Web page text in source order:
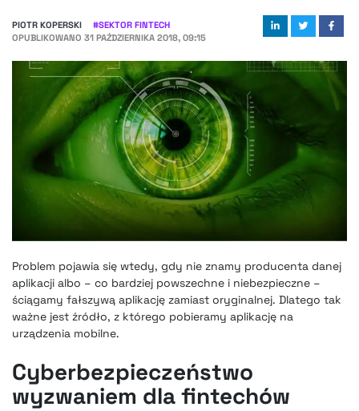
PIOTR KOPERSKI #SEKTOR FINTECH
OPUBLIKOWANO 31 PAŹDZIERNIKA 2018, 09:15
Problem pojawia się wtedy, gdy nie znamy producenta danej
aplikacji albo – co bardziej powszechne i niebezpieczne –
ściągamy fałszywą aplikację zamiast oryginalnej. Dlatego tak
ważne jest źródło, z którego pobieramy aplikację na
urządzenia mobilne.
Cyberbezpieczeństwo
wyzwaniem dla fintechów